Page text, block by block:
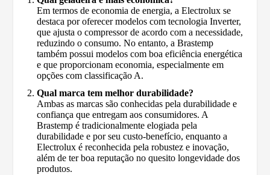
Em termos de economia de energia, a Electrolux se
destaca por oferecer modelos com tecnologia Inverter,
que ajusta o compressor de acordo com a necessidade,
reduzindo o consumo. No entanto, a Brastemp
também possui modelos com boa eficiência energética
e que proporcionam economia, especialmente em
opções com classificação A.
Qual marca tem melhor durabilidade?
Ambas as marcas são conhecidas pela durabilidade e
confiança que entregam aos consumidores. A
Brastemp é tradicionalmente elogiada pela
durabilidade e por seu custo-benefício, enquanto a
Electrolux é reconhecida pela robustez e inovação,
além de ter boa reputação no quesito longevidade dos
produtos.